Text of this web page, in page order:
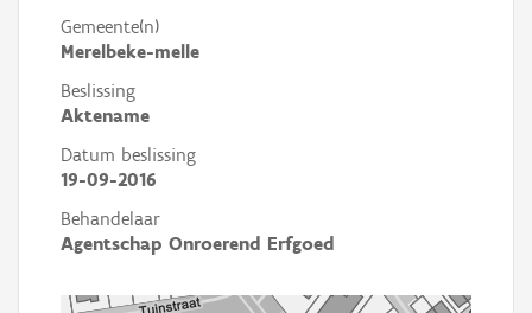
Gemeente(n)
Merelbeke-melle
Beslissing
Aktename
Datum beslissing
19-09-2016
Behandelaar
Agentschap Onroerend Erfgoed